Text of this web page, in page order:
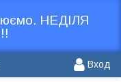
НЕДІЛЯ
Вход